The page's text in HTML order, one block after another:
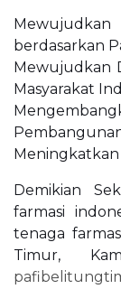
berdasarkan
Mewujudkan
Masyarakat
Demikian
farmasi
tenaga
Timur,